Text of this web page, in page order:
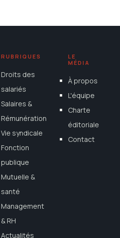
RUBRIQUES
Droits des
salariés
Salaires &
Rémunération
Vie syndicale
Fonction
publique
Mutuelle &
santé
Management
& RH
Actualités
LE
MÉDIA
À propos
L'équipe
Charte
éditoriale
Contact